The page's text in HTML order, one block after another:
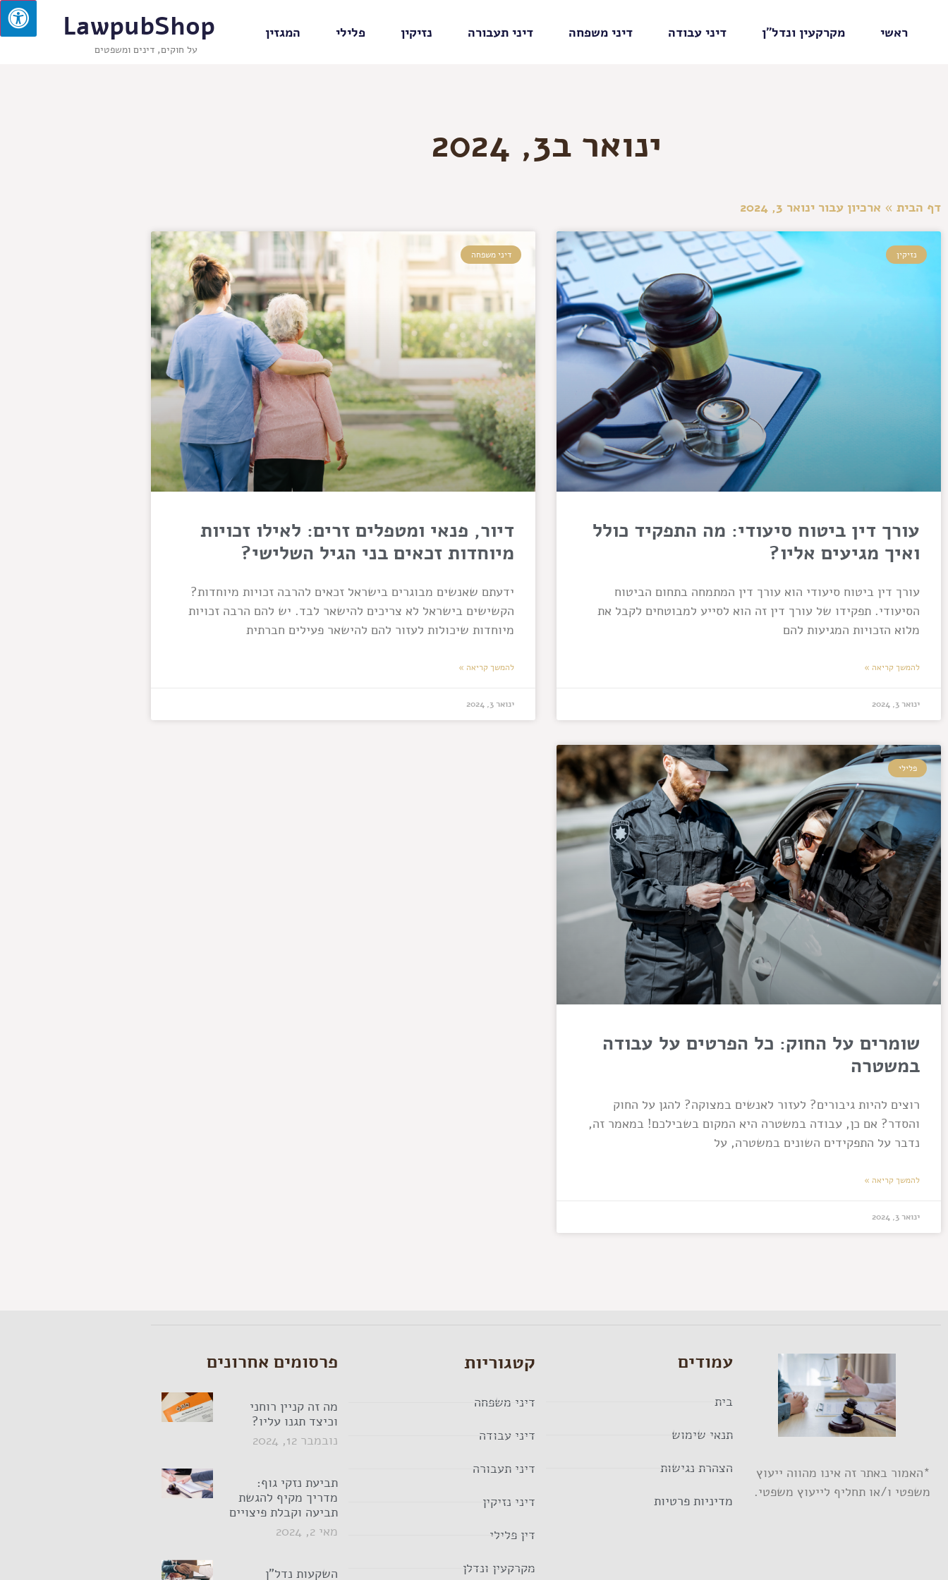
ראשי מקרקעין ונדל"ן דיני עבודה דיני משפחה דיני תעבורה נזיקין פלילי המגזין LawpubShop
על חוקים, דינים ומשפטים
ינואר ב3, 2024
דף הבית » ארכיון עבור ינואר 3, 2024
נזיקין
עורך דין ביטוח סיעודי: מה התפקיד כולל
ואיך מגיעים אליו?
עורך דין ביטוח סיעודי הוא עורך דין המתמחה בתחום הביטוח
הסיעודי. תפקידו של עורך דין זה הוא לסייע למבוטחים לקבל את
מלוא הזכויות המגיעות להם
להמשך קריאה »
ינואר 3, 2024
דיני משפחה
דיור, פנאי ומטפלים זרים: לאילו זכויות
מיוחדות זכאים בני הגיל השלישי?
ידעתם שאנשים מבוגרים בישראל זכאים להרבה זכויות מיוחדות?
הקשישים בישראל לא צריכים להישאר לבד. יש להם הרבה זכויות
מיוחדות שיכולות לעזור להם להישאר פעילים חברתית
להמשך קריאה »
ינואר 3, 2024
פלילי
שומרים על החוק: כל הפרטים על עבודה
במשטרה
רוצים להיות גיבורים? לעזור לאנשים במצוקה? להגן על החוק
והסדר? אם כן, עבודה במשטרה היא המקום בשבילכם! במאמר זה,
נדבר על התפקידים השונים במשטרה, על
להמשך קריאה »
ינואר 3, 2024
*האמור באתר זה אינו מהווה ייעוץ
משפטי ו/או תחליף לייעוץ משפטי.
עמודים
בית
תנאי שימוש
הצהרת נגישות
מדיניות פרטיות
קטגוריות
דיני משפחה
דיני עבודה
דיני תעבורה
דיני נזיקין
דין פלילי
מקרקעין ונדלן
פרסומים אחרונים
מה זה קניין רוחני
וכיצד תגנו עליו?
נובמבר 12, 2024
תביעת נזקי גוף:
מדריך מקיף להגשת
תביעה וקבלת פיצויים
מאי 2, 2024
השקעות נדל"ן